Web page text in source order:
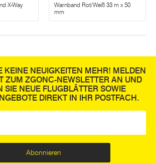
X-Way
Warnband Rot/Weiß 33 m x 50
mm
KEINE NEUIGKEITEN MEHR! MELDEN
ZUM ZGONC-NEWSLETTER AN UND
SIE NEUE FLUGBLÄTTER SOWIE
DIREKT IN IHR POSTFACH.
Abonnieren